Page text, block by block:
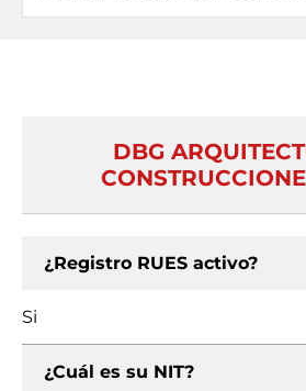
DBG
¿Registro RUES activo?
Si
¿Cuál es su NIT?